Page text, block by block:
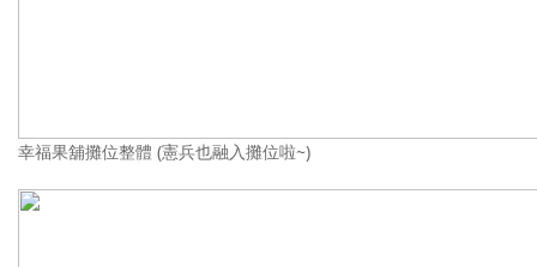
幸福果舖攤位整體 (憲兵也融入攤位啦~)